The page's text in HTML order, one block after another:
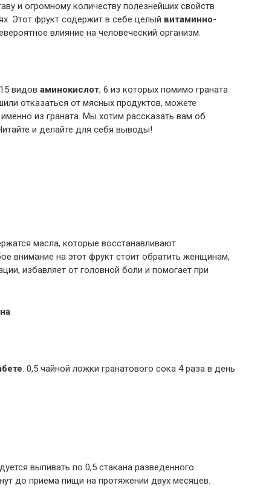
и огромному количеству полезнейших свойств
Этот фрукт содержит в себе целый витаминно-
влияние на человеческий организм.
видов аминокислот, 6 из которых помимо граната
отказаться от мясных продуктов, можете
из граната. Мы хотим рассказать вам об
и делайте для себя выводы!
масла, которые восстанавливают
внимание на этот фрукт стоит обратить женщинам,
избавляет от головной боли и помогает при
. 0,5 чайной ложки гранатового сока 4 раза в день
выпивать по 0,5 стакана разведенного
до приема пищи на протяжении двух месяцев.